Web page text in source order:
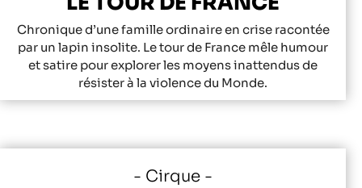
Chronique d’une famille ordinaire en crise racontée
par un lapin insolite. Le tour de France mêle humour
et satire pour explorer les moyens inattendus de
résister à la violence du Monde.
Cirque